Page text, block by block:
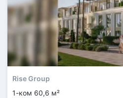
Rise Group
1-ком 60,6 м²